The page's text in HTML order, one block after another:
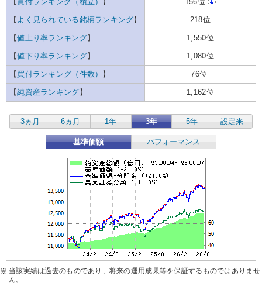
【 よく見られている銘柄ランキング】 218位
【値上り率ランキング】 1,550位
【値下り率ランキング】 1,080位
【 買付ランキング（件数） 】 76位
【純資産ランキング 】 1,162位
3ヵ月 6ヵ月 1年 3年 5年 設定来
基準価額 パフォーマンス
当該実績は過去のものであり、将来の運用成果等を保証するものではありませ
ん。